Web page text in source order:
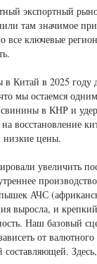
экспортный
там значимое
все ключевые
Китай в 2025 году
мы остаемся
свинины в КНР и
восстановление
низкие цены.
увеличить
АЧС
выросла, и
Наш базовый
от
составляющей.